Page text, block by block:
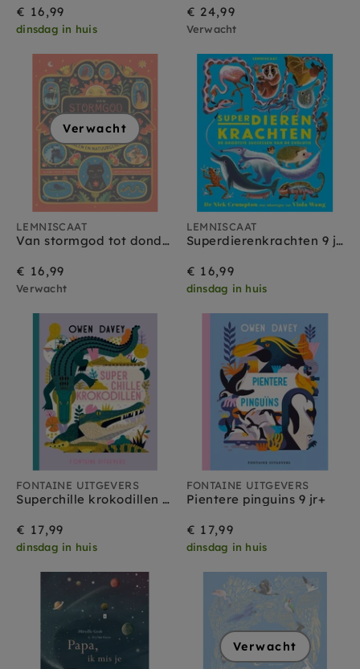
€ 16,99
dinsdag in huis
€ 24,99
Verwacht
Verwacht
LEMNISCAAT
Van stormgod tot dondervogel 10 jr+
€ 16,99
Verwacht
LEMNISCAAT
Superdierenkrachten 9 jr+
€ 16,99
dinsdag in huis
FONTAINE UITGEVERS
Superchille krokodillen 9 jr+
€ 17,99
dinsdag in huis
FONTAINE UITGEVERS
Pientere pinguins 9 jr+
€ 17,99
dinsdag in huis
Verwacht